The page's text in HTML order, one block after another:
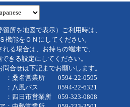
所を地図で表示）ご利用時は、
能をＯＮにしてください。
る場合は、お持ちの端末で、
きる設定にしてください。
合せは下記までお願いします。
営業所 0594-22-0595
0594-22-6321
日市営業所 059-323-0808